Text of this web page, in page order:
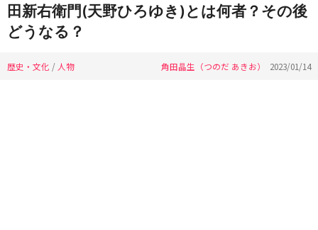
田新右衛門(天野ひろゆき)とは何者？その後
どうなる？
歴史・文化 / 人物 角田晶生（つのだ あきお） 2023/01/14